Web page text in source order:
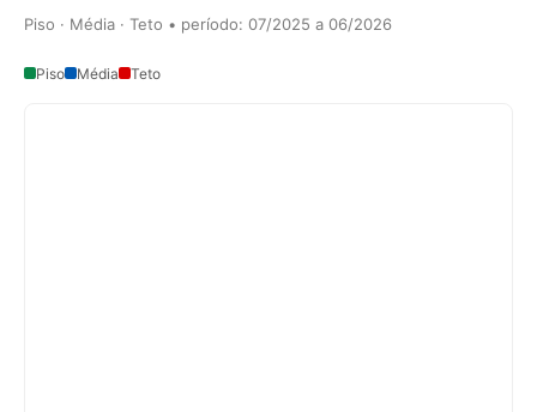
Piso · Média · Teto • período: 07/2025 a 06/2026
Piso Média Teto